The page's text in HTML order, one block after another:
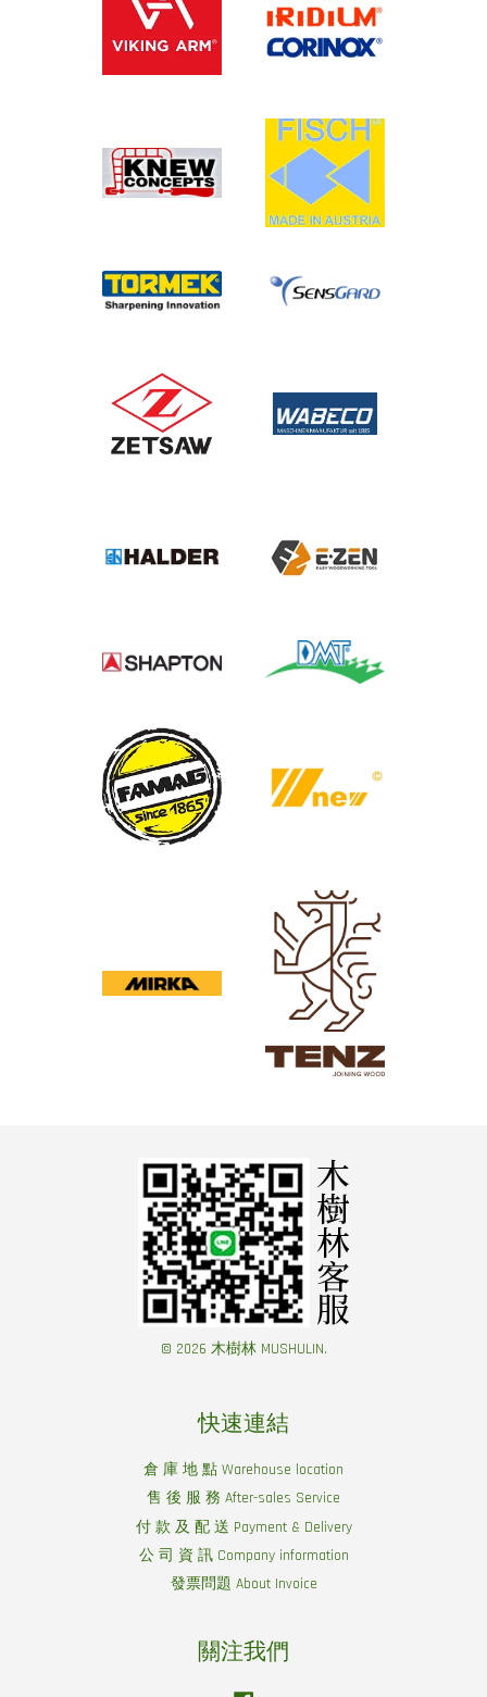
© 2026 木樹林 MUSHULIN.
快速連結
倉 庫 地 點 Warehouse location
售 後 服 務 After-sales Service
付 款 及 配 送 Payment & Delivery
公 司 資 訊 Company information
發票問題 About Invoice
關注我們